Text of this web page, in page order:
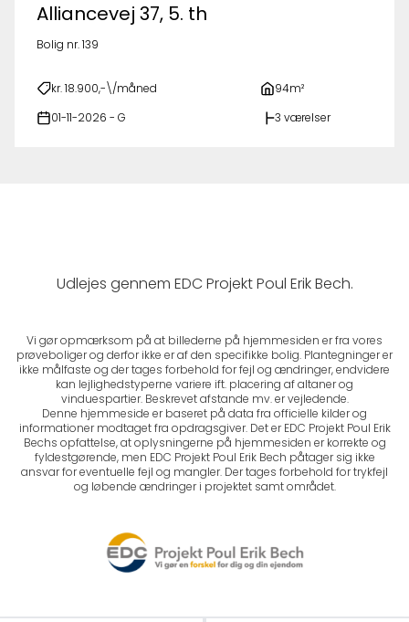
Alliancevej 37, 5. th
Bolig nr. 139
kr. 18.900,-\/måned 94m²
01-11-2026 - G 3 værelser
Udlejes gennem EDC Projekt Poul Erik Bech.
Vi gør opmærksom på at billederne på hjemmesiden er fra vores
prøveboliger og derfor ikke er af den specifikke bolig. Plantegninger er
ikke målfaste og der tages forbehold for fejl og ændringer, endvidere
kan lejlighedstyperne variere ift. placering af altaner og
vinduespartier. Beskrevet afstande mv. er vejledende.
Denne hjemmeside er baseret på data fra officielle kilder og
informationer modtaget fra opdragsgiver. Det er EDC Projekt Poul Erik
Bechs opfattelse, at oplysningerne på hjemmesiden er korrekte og
fyldestgørende, men EDC Projekt Poul Erik Bech påtager sig ikke
ansvar for eventuelle fejl og mangler. Der tages forbehold for trykfejl
og løbende ændringer i projektet samt området.